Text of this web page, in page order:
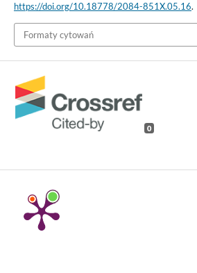
https://doi.org/10.18778/2084-851X.05.16.
Formaty cytowań
0